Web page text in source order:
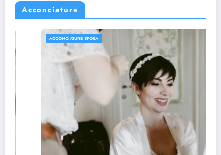
Acconciature
ACCONCIATURE SPOSA